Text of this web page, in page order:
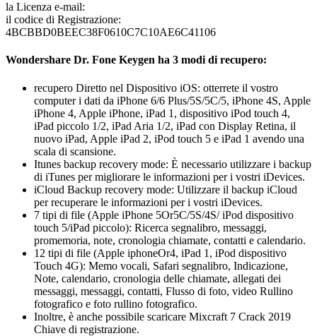
la Licenza e-mail:
il codice di Registrazione:
4BCBBD0BEEC38F0610C7C10AE6C41106
Wondershare Dr. Fone Keygen ha 3 modi di recupero:
recupero Diretto nel Dispositivo iOS: otterrete il vostro
computer i dati da iPhone 6/6 Plus/5S/5C/5, iPhone 4S, Apple
iPhone 4, Apple iPhone, iPad 1, dispositivo iPod touch 4,
iPad piccolo 1/2, iPad Aria 1/2, iPad con Display Retina, il
nuovo iPad, Apple iPad 2, iPod touch 5 e iPad 1 avendo una
scala di scansione.
Itunes backup recovery mode: È necessario utilizzare i backup
di iTunes per migliorare le informazioni per i vostri iDevices.
iCloud Backup recovery mode: Utilizzare il backup iCloud
per recuperare le informazioni per i vostri iDevices.
7 tipi di file (Apple iPhone 5Or5C/5S/4S/ iPod dispositivo
touch 5/iPad piccolo): Ricerca segnalibro, messaggi,
promemoria, note, cronologia chiamate, contatti e calendario.
12 tipi di file (Apple iphoneOr4, iPad 1, iPod dispositivo
Touch 4G): Memo vocali, Safari segnalibro, Indicazione,
Note, calendario, cronologia delle chiamate, allegati dei
messaggi, messaggi, contatti, Flusso di foto, video Rullino
fotografico e foto rullino fotografico.
Inoltre, è anche possibile scaricare Mixcraft 7 Crack 2019
Chiave di registrazione.